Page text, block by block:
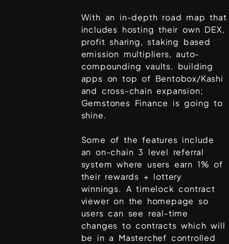
With an in-depth road map that
includes hosting their own DEX,
profit sharing, staking based
emission multipliers, auto-
compounding vaults, building
apps on top of Bentobox/Kashi
and cross-chain expansion;
Gemstones Finance is going to
shine.
Some of the features include
an on-chain 3 level referral
system where users earn 1% of
their rewards + lottery
winnings. A timelock contract
viewer on the homepage so
users can see real-time
changes to contracts which will
be in a Masterchef controlled